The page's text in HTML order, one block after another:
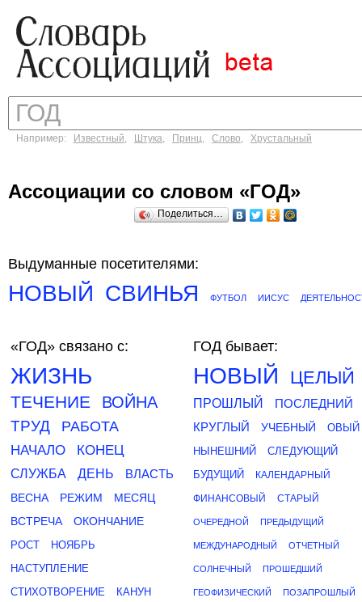
Например: Известный, Штука, Принц, Слово, Хрустальный
Ассоциации со словом «ГОД»
Поделиться…
Выдуманные посетителями:
НОВЫЙ СВИНЬЯ ФУТБОЛ ИИСУС
«ГОД» связано с:
ЖИЗНЬ
ТЕЧЕНИЕ ВОЙНА
ТРУД РАБОТА
НАЧАЛО КОНЕЦ
СЛУЖБА ДЕНЬ ВЛАСТЬ
ВЕСНА РЕЖИМ
МЕСЯЦ
ВСТРЕЧА
ОКОНЧАНИЕ
РОСТ
НОЯБРЬ
НАСТУПЛЕНИЕ
СТИХОТВОРЕНИЕ
КАНУН
ГОД бывает:
НОВЫЙ ЦЕЛЫЙ
ПРОШЛЫЙ
ПОСЛЕДНИЙ
КРУГЛЫЙ
УЧЕБНЫЙ
ОВЫЙ
НЫНЕШНИЙ
СЛЕДУЮЩИЙ
БУДУЩИЙ
КАЛЕНДАРНЫЙ
ФИНАНСОВЫЙ СТАРЫЙ
ОЧЕРЕДНОЙ ПРЕДЫДУЩИЙ
МЕЖДУНАРОДНЫЙ ОТЧЕТНЫЙ
СОЛНЕЧНЫЙ ПРОШЕДШИЙ
ГЕОФИЗИЧЕСКИЙ ПОЗАПРОШЛЫЙ